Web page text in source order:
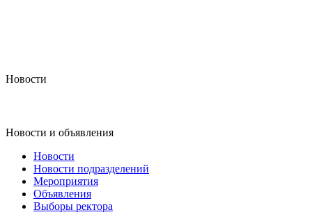
Новости
Новости и объявления
Новости
Новости подразделений
Мероприятия
Объявления
Выборы ректора